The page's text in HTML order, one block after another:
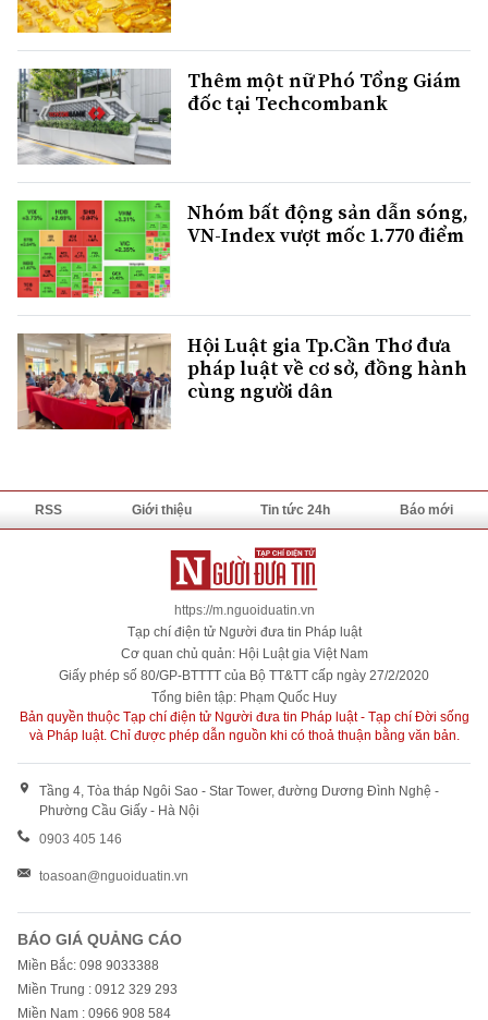
Thêm một nữ Phó Tổng Giám
đốc tại Techcombank
Nhóm bất động sản dẫn sóng,
VN-Index vượt mốc 1.770 điểm
Hội Luật gia Tp.Cần Thơ đưa
pháp luật về cơ sở, đồng hành
cùng người dân
RSS Giới thiệu Tin tức 24h Báo mới
https://m.nguoiduatin.vn
Tạp chí điện tử Người đưa tin Pháp luật
Cơ quan chủ quản: Hội Luật gia Việt Nam
Giấy phép số 80/GP-BTTTT của Bộ TT&TT cấp ngày 27/2/2020
Tổng biên tập: Phạm Quốc Huy
Bản quyền thuộc Tạp chí điện tử Người đưa tin Pháp luật - Tạp chí Đời sống
và Pháp luật. Chỉ được phép dẫn nguồn khi có thoả thuận bằng văn bản.
Tầng 4, Tòa tháp Ngôi Sao - Star Tower, đường Dương Đình Nghệ -
Phường Cầu Giấy - Hà Nội
0903 405 146
toasoan@nguoiduatin.vn
BÁO GIÁ QUẢNG CÁO
Miền Bắc: 098 9033388
Miền Trung : 0912 329 293
Miền Nam : 0966 908 584